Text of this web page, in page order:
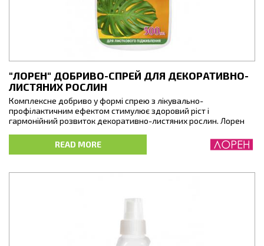
"ЛОРЕН" ДОБРИВО-СПРЕЙ ДЛЯ ДЕКОРАТИВНО-
ЛИСТЯНИХ РОСЛИН
Комплексне добриво у формі спрею з лікувально-
профілактичним ефектом стимулює здоровий ріст і
гармонійний розвиток декоративно-листяних рослин. Лорен
повноцінного живлення рослин, в легкозасвоюваній і
збалансованій формі. Нанесені на листову
READ MORE